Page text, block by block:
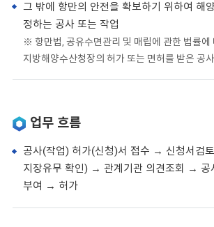
그 밖에 항만의 안전을 확보하기 위하여 해
정하는 공사 또는 작업
※ 항만법, 공유수면관리 및 매립에 관한 법률에
지방해양수산청장의 허가 또는 면허를 받은 공
업무 흐름
공사(작업) 허가(신청)서 접수 → 신청서검
지장유무 확인) → 관계기관 의견조회 → 공
부여 → 허가